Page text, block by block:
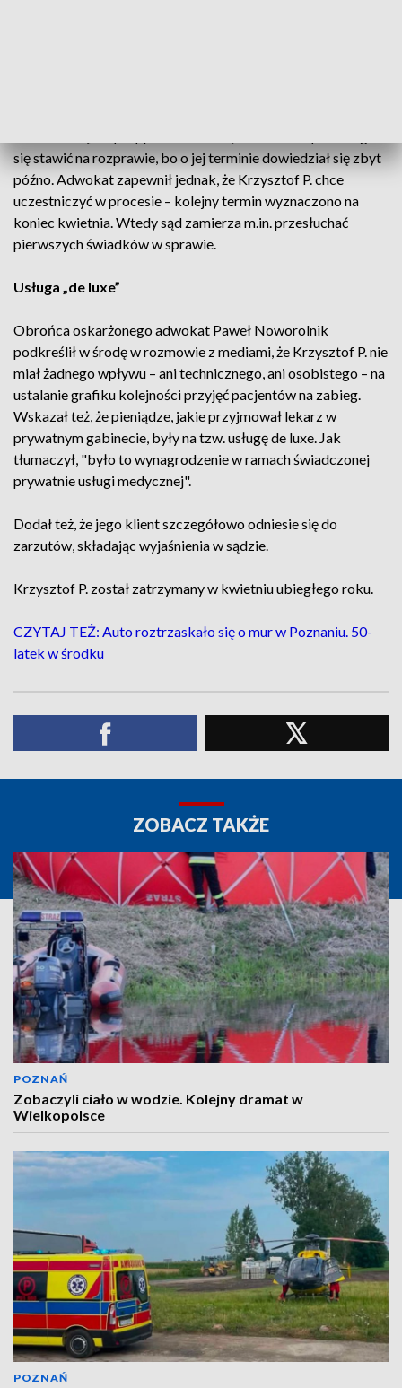
się stawić na rozprawie, bo o jej terminie dowiedział się zbyt
późno. Adwokat zapewnił jednak, że Krzysztof P. chce
uczestniczyć w procesie – kolejny termin wyznaczono na
koniec kwietnia. Wtedy sąd zamierza m.in. przesłuchać
pierwszych świadków w sprawie.
Usługa „de luxe”
Obrońca oskarżonego adwokat Paweł Noworolnik
podkreślił w środę w rozmowie z mediami, że Krzysztof P. nie
miał żadnego wpływu – ani technicznego, ani osobistego – na
ustalanie grafiku kolejności przyjęć pacjentów na zabieg.
Wskazał też, że pieniądze, jakie przyjmował lekarz w
prywatnym gabinecie, były na tzw. usługę de luxe. Jak
tłumaczył, "było to wynagrodzenie w ramach świadczonej
prywatnie usługi medycznej".
Dodał też, że jego klient szczegółowo odniesie się do
zarzutów, składając wyjaśnienia w sądzie.
Krzysztof P. został zatrzymany w kwietniu ubiegłego roku.
CZYTAJ TEŻ: Auto roztrzaskało się o mur w Poznaniu. 50-
latek w środku
ZOBACZ TAKŻE
POZNAŃ
Zobaczyli ciało w wodzie. Kolejny dramat w
Wielkopolsce
POZNAŃ